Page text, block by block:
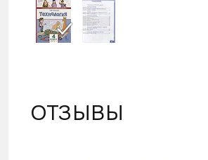
ОТЗЫВЫ